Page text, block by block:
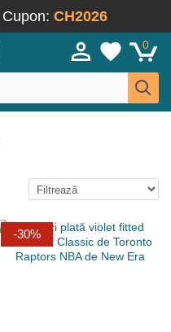
Cupon: CH2026
0
-30%